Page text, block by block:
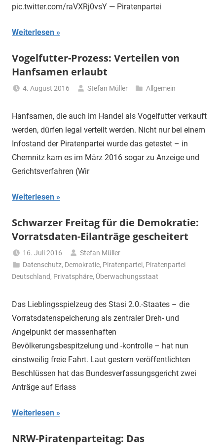
pic.twitter.com/raVXRj0vsY — Piratenpartei
Weiterlesen
Vogelfutter-Prozess: Verteilen von
Hanfsamen erlaubt
4. August 2016 Stefan Müller Allgemein
Hanfsamen, die auch im Handel als Vogelfutter verkauft
werden, dürfen legal verteilt werden. Nicht nur bei einem
Infostand der Piratenpartei wurde das getestet – in
Chemnitz kam es im März 2016 sogar zu Anzeige und
Gerichtsverfahren (Wir
Weiterlesen
Schwarzer Freitag für die Demokratie:
Vorratsdaten-Eilanträge gescheitert
16. Juli 2016
Stefan Müller
Datenschutz, Demokratie, Piratenpartei, Piratenpartei
Deutschland, Privatsphäre, Überwachungsstaat
Das Lieblingsspielzeug des Stasi 2.0.-Staates – die
Vorratsdatenspeicherung als zentraler Dreh- und
Angelpunkt der massenhaften
Bevölkerungsbespitzelung und -kontrolle – hat nun
einstweilig freie Fahrt. Laut gestern veröffentlichten
Beschlüssen hat das Bundesverfassungsgericht zwei
Anträge auf Erlass
Weiterlesen
NRW-Piratenparteitag: Das